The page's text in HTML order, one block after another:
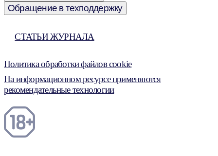
Обращение в техподдержку
СТАТЬИ ЖУРНАЛА
Политика обработки файлов cookie
На информационном ресурсе применяются
рекомендательные технологии